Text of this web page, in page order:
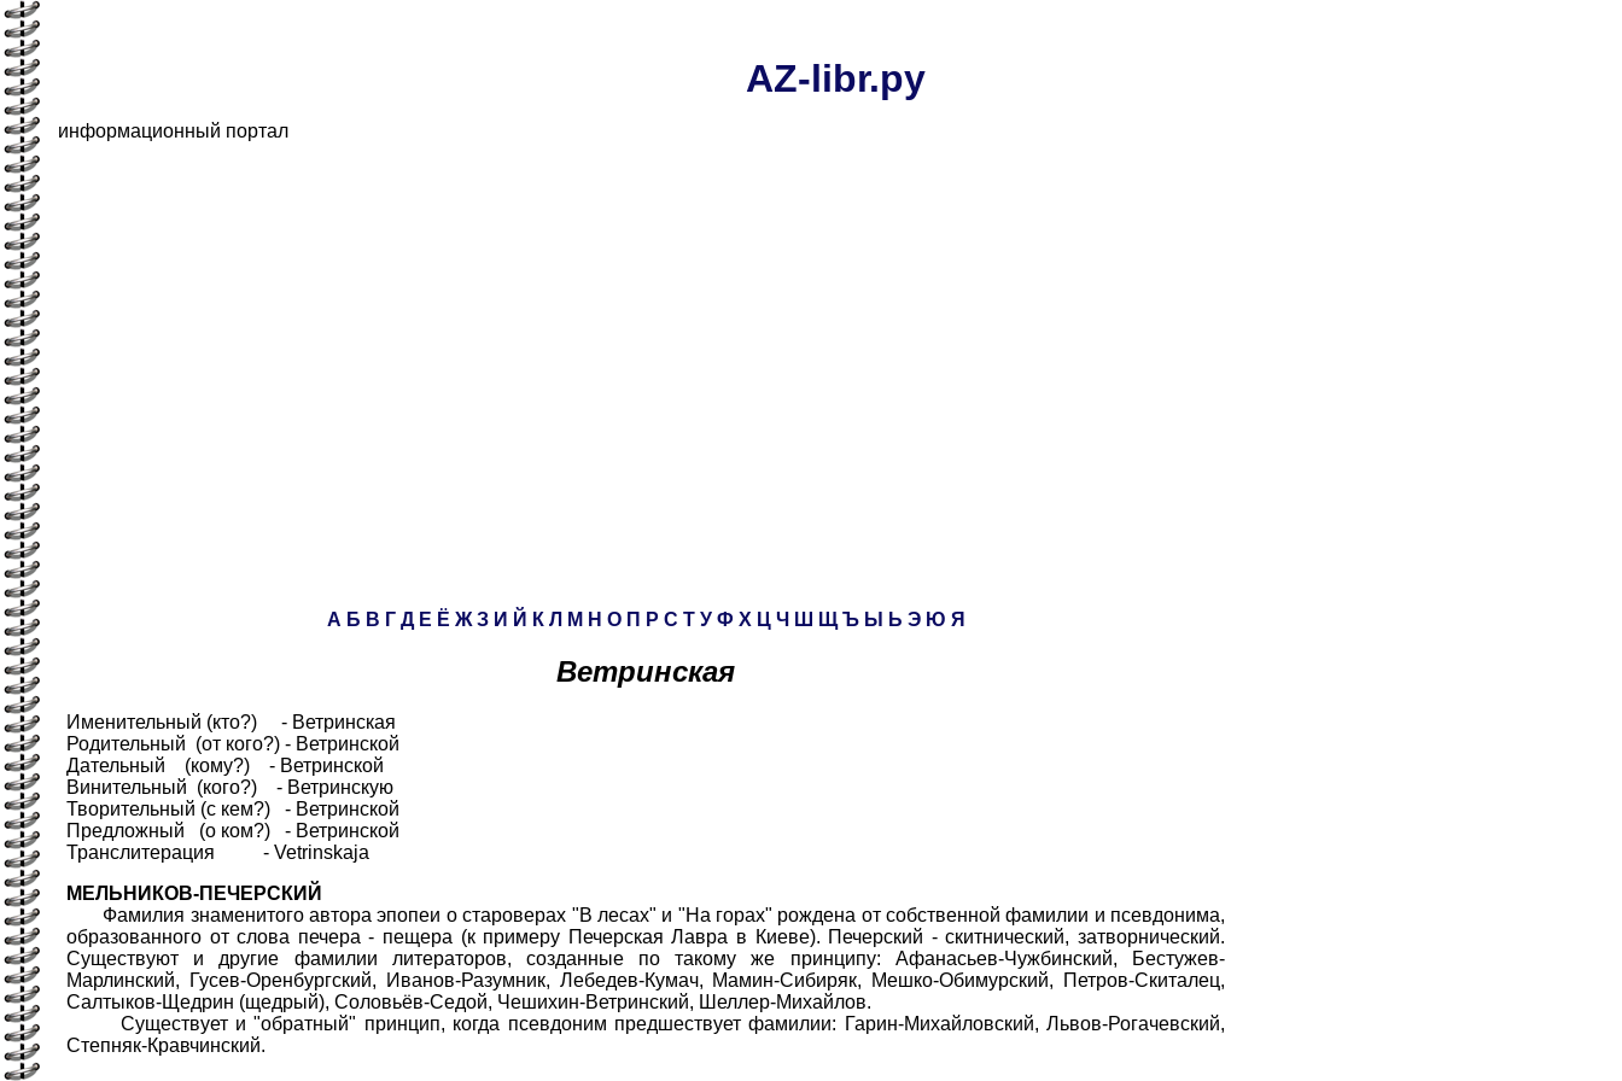
AZ-libr.ру
информационный портал
А Б В Г Д Е Ё Ж З И Й К Л М Н О П Р С Т У Ф Х Ц Ч Ш Щ Ъ Ы Ь Э Ю Я
Ветринская
Именительный (кто?) - Ветринская
Родительный (от кого?) - Ветринской
Дательный (кому?) - Ветринской
Винительный (кого?) - Ветринскую
Творительный (с кем?) - Ветринской
Предложный (о ком?) - Ветринской
Транслитерация - Vetrinskaja
МЕЛЬНИКОВ-ПЕЧЕРСКИЙ
Фамилия знаменитого автора эпопеи о староверах "В лесах" и "На горах" рождена от собственной фамилии и псевдонима,
образованного от слова печера - пещера (к примеру Печерская Лавра в Киеве). Печерский - скитнический, затворнический.
Существуют и другие фамилии литераторов, созданные по такому же принципу: Афанасьев-Чужбинский, Бестужев-
Марлинский, Гусев-Оренбургский, Иванов-Разумник, Лебедев-Кумач, Мамин-Сибиряк, Мешко-Обимурский, Петров-Скиталец,
Салтыков-Щедрин (щедрый), Соловьёв-Седой, Чешихин-Ветринский, Шеллер-Михайлов.
Существует и "обратный" принцип, когда псевдоним предшествует фамилии: Гарин-Михайловский, Львов-Рогачевский,
Степняк-Кравчинский.